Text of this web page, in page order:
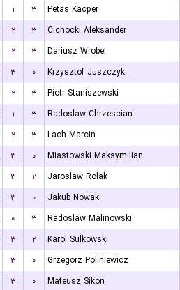
۱ ۳
Petas Kacper
۲ ۳
Cichocki Aleksander
۲ ۳
Dariusz Wrobel
۳ ۰
Krzysztof Juszczyk
۲ ۳
Piotr Staniszewski
۱ ۳
Radoslaw Chrzescian
۲ ۳
Lach Marcin
۳ ۰
Miastowski Maksymilian
۳ ۲
Jaroslaw Rolak
۳ ۰
Jakub Nowak
۰ ۳
Radoslaw Malinowski
۳ ۲
Karol Sulkowski
۳ ۰
Grzegorz Poliniewicz
۳ ۰
Mateusz Sikon